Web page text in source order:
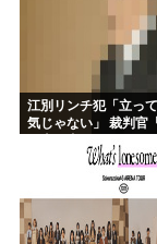
江別リンチ犯「立っ
気じゃない」 裁判官
ゃないな」